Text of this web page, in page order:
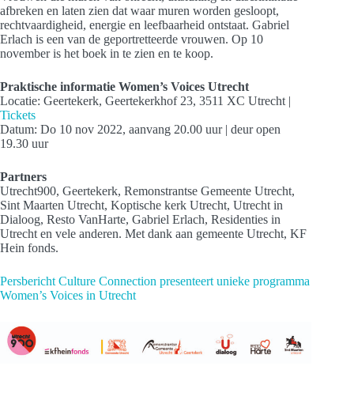
afbreken en laten zien dat waar muren worden gesloopt,
rechtvaardigheid, energie en leefbaarheid ontstaat. Gabriel
Erlach is een van de geportretteerde vrouwen. Op 10
november is het boek in te zien en te koop.
Praktische informatie Women’s Voices Utrecht
Locatie: Geertekerk, Geertekerkhof 23, 3511 XC Utrecht |
Tickets
Datum: Do 10 nov 2022, aanvang 20.00 uur | deur open
19.30 uur
Partners
Utrecht900, Geertekerk, Remonstrantse Gemeente Utrecht,
Sint Maarten Utrecht, Koptische kerk Utrecht, Utrecht in
Dialoog, Resto VanHarte, Gabriel Erlach, Residenties in
Utrecht en vele anderen. Met dank aan gemeente Utrecht, KF
Hein fonds.
Persbericht Culture Connection presenteert unieke programma
Women’s Voices in Utrecht